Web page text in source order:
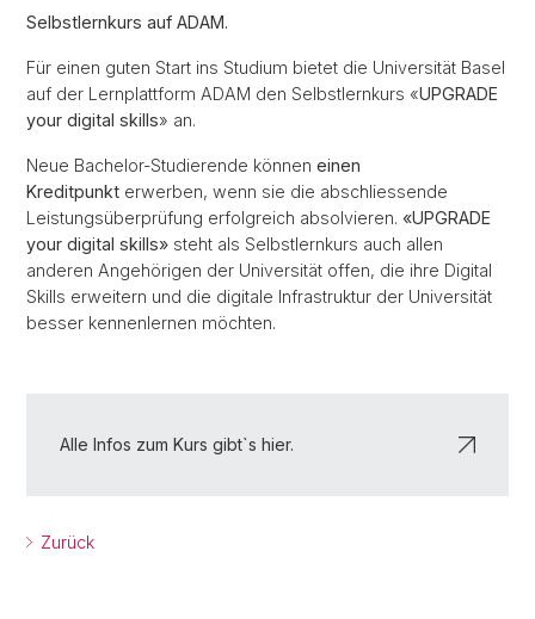
Selbstlernkurs auf ADAM.
Für einen guten Start ins Studium bietet die Universität Basel
auf der Lernplattform ADAM den Selbstlernkurs «UPGRADE
your digital skills» an.
Neue Bachelor-Studierende können einen
Kreditpunkt erwerben, wenn sie die abschliessende
Leistungsüberprüfung erfolgreich absolvieren. «UPGRADE
your digital skills» steht als Selbstlernkurs auch allen
anderen Angehörigen der Universität offen, die ihre Digital
Skills erweitern und die digitale Infrastruktur der Universität
besser kennenlernen möchten.
Alle Infos zum Kurs gibt`s hier.
Zurück